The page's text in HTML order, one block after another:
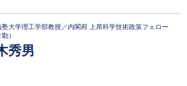
塾大学理工学部教授／内閣府 上席科学技術政策フェロー
）
秀男